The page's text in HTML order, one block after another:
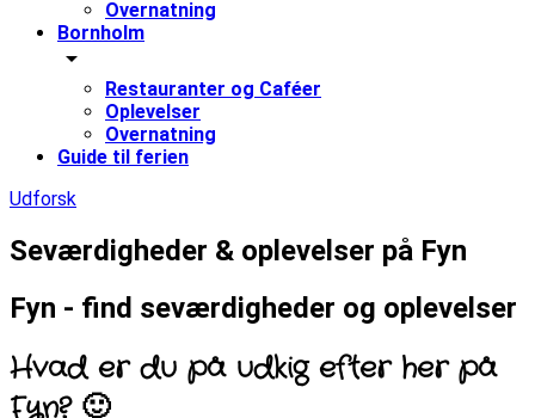
Overnatning
Bornholm
arrow_drop_down
Restauranter og Caféer
Oplevelser
Overnatning
Guide til ferien
Udforsk
Seværdigheder & oplevelser på Fyn
Fyn - find seværdigheder og oplevelser
Hvad er du på udkig efter her på
Fyn? 🙂